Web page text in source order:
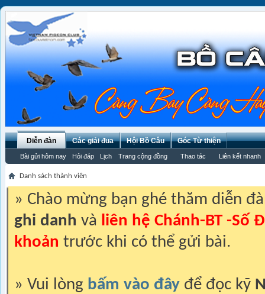
Diễn đàn
Bài gửi hôm nay Hỏi đáp Lịch Trang cộng đồng Thao tác Liên kết nhanh
Các giải đua Hội Bồ Câu Góc Từ thiện
Danh sách thành viên
» Chào mừng bạn ghé thăm diễn
ghi danh và liên hệ Chánh-BT -Số
khoản trước khi có thể gửi bài.
» Vui lòng bấm vào đây để đọc kỹ